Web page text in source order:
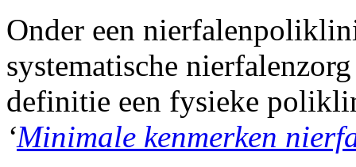
Onder een
systematische
definitie een fysieke
‘Minimale kenmerken